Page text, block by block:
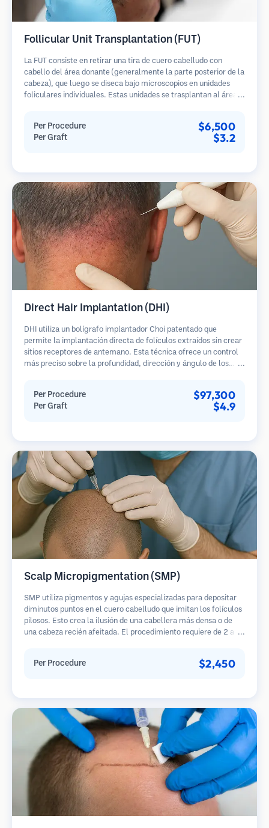
Follicular Unit Transplantation (FUT)
La FUT consiste en retirar una tira de cuero cabelludo con
cabello del área donante (generalmente la parte posterior de la
cabeza), que luego se diseca bajo microscopios en unidades
foliculares individuales. Estas unidades se trasplantan al área
Per Procedure $6,500
Per Graft $3.2
Direct Hair Implantation (DHI)
DHI utiliza un bolígrafo implantador Choi patentado que
permite la implantación directa de folículos extraídos sin crear
sitios receptores de antemano. Esta técnica ofrece un control
más preciso sobre la profundidad, dirección y ángulo de los
Per Procedure $97,300
Per Graft $4.9
Scalp Micropigmentation (SMP)
SMP utiliza pigmentos y agujas especializadas para depositar
diminutos puntos en el cuero cabelludo que imitan los folículos
pilosos. Esto crea la ilusión de una cabellera más densa o de
una cabeza recién afeitada. El procedimiento requiere de 2 a 4
Per Procedure $2,450